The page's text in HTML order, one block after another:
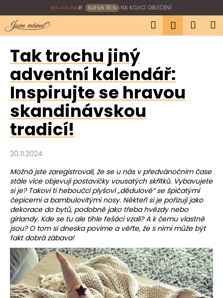
na
obsah
03:47:07 🎁 SLEVA 10 % NA KOJICÍ OBLEČENÍ
Hledat
Tak trochu jiný
adventní kalendář:
Inspirujte se hravou
skandinávskou
tradicí!
20.11.2024
Možná jste zaregistrovali, že se u nás v předvánočním čase
stále více objevují postavičky vousatých skřítků. Vybavujete
si je? Takoví ti heboučcí plyšoví „dědulové“ se špičatými
čepicemi a bambulovitými nosy. Někteří si je pořizují jako
dekorace do bytů, podobně jako třeba hvězdy nebo
girlandy. Kde se tu ale tihle fešáci vzali? A k čemu vlastně
jsou? O tom si dneska povíme a věřte, že s nimi může být
fakt dobrá zábava!
o
š Zpět
Zpět
C
o
p
o
t
ř
e
u
j
e
t
e
n
a
j
í
t
?